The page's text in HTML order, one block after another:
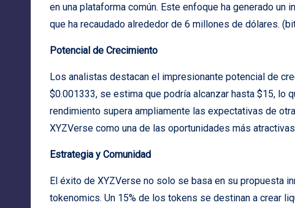
en una plataforma común. Este enfoque ha generado
que ha recaudado alrededor de 6 millones de dólares. (
Potencial de Crecimiento
Los analistas destacan el impresionante potencial de
$0.001333, se estima que podría alcanzar hasta $15, lo
rendimiento supera ampliamente las expectativas de
XYZVerse como una de las oportunidades más
Estrategia y Comunidad
El éxito de XYZVerse no solo se basa en su propuesta
tokenomics. Un 15% de los tokens se destinan a crear